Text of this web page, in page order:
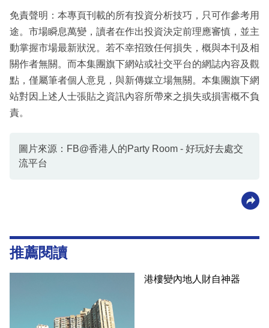
免責聲明：本專頁刊載的所有投資分析技巧，只可作參考用
途。市場瞬息萬變，讀者在作出投資決定前理應審慎，並主
動掌握市場最新狀況。若不幸招致任何損失，概與本刊及相
關作者無關。而本集團旗下網站或社交平台的網誌內容及觀
點，僅屬筆者個人意見，與新傳媒立場無關。本集團旗下網
站對因上述人士張貼之資訊內容所帶來之損失或損害概不負
責。
圖片來源：FB@香港人的Party Room - 好玩好去處交
流平台
推薦閱讀
港樓變內地人財自神器